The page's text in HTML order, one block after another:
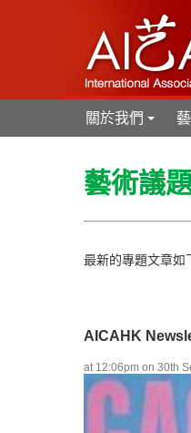
+
關於我們
藝術議
最新的專題文章如
AICAHK
at 12:06pm on 30th